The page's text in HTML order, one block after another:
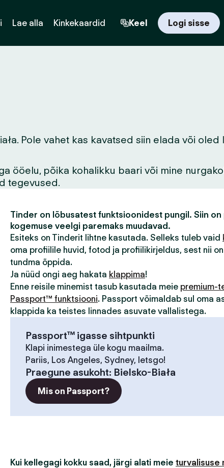
Lae alla Kinkekaardid Keel Logi sisse
Pole vahet kas kavatsed siin elada või
ööelu, põika kohalikku baari või mine
tegevused.
Tinder on lõbusatest funktsioonidest pungil. Siin on
kogemuse veelgi paremaks muudavad.
Esiteks on Tinderit lihtne kasutada. Selleks tuleb vaid
oma profiilile huvid, fotod ja profiilikirjeldus, sest nii
tundma õppida.
Ja nüüd ongi aeg hakata klappima!
Enne reisile minemist tasub kasutada meie premium-
Passport™ funktsiooni. Passport võimaldab sul oma
klappida ka teistes linnades asuvate vallalistega.
Passport™ igasse sihtpunkti
Klapi inimestega üle kogu maailma.
Pariis, Los Angeles, Sydney, letsgo!
Praegune asukoht: Bielsko-Biała
Mis on Passport?
Kui kellegagi kokku saad, järgi alati meie turvalisuse